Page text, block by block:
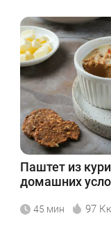
Паштет из
домашних
45 мин 97